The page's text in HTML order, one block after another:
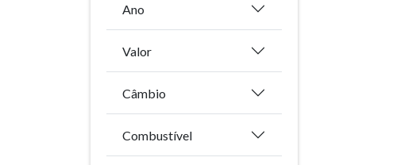
Ano
Valor
Câmbio
Combustível